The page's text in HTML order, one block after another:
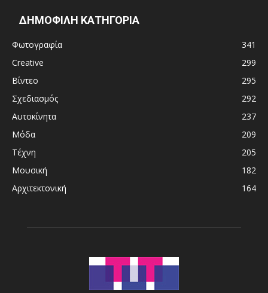
ΔΗΜΟΦΙΛΗ ΚΑΤΗΓΟΡΙΑ
Φωτογραφία
341
Creative
299
Βίντεο
295
Σχεδιασμός
292
Αυτοκίνητα
237
Μόδα
209
Τέχνη
205
Μουσική
182
Αρχιτεκτονική
164